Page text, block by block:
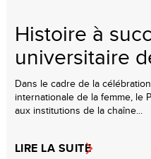
Histoire à
universitaire
Dans le cadre de la
internationale de la femme, le
aux institutions de la chaîne...
LIRE LA SUITE